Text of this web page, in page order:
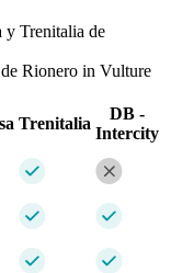
y Trenitalia de
Rionero in Vulture
Trenitalia
DB -
Intercity